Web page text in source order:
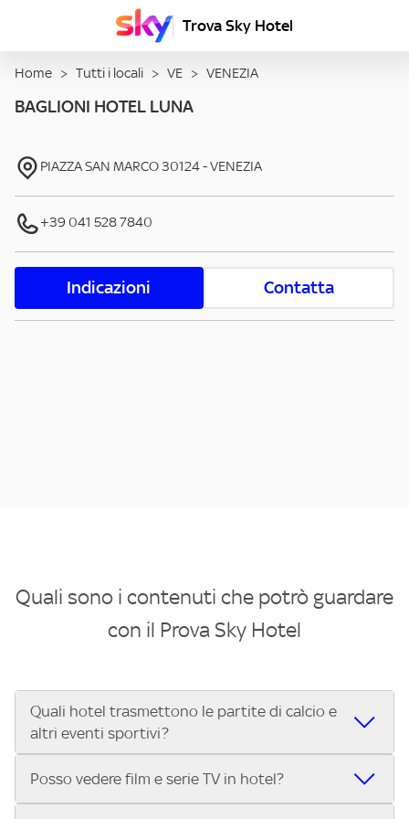
Trova Sky Hotel
Home > Tutti i locali > VE > VENEZIA
BAGLIONI HOTEL LUNA
PIAZZA SAN MARCO30124-VENEZIA
+39 041 528 7840
Indicazioni Contatta
Quali sono i contenuti che potrò guardare
con il Prova Sky Hotel
Quali hotel trasmettono le partite di calcio e
altri eventi sportivi?
Se cerchi un hotel dove poter vedere le partite di Serie A,
Posso vedere film e serie TV in hotel?